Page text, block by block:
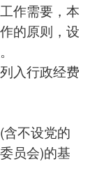
作需要，本
的原则，设
入行政经费
不设党的
员会)的基